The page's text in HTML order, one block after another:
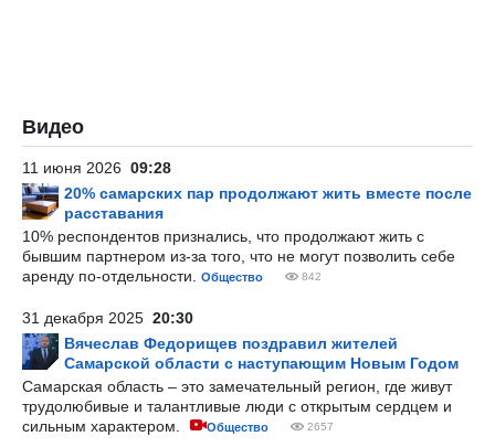
Видео
11 июня 2026 09:28
20% самарских пар продолжают жить вместе после
расставания
10% респондентов признались, что продолжают жить с
бывшим партнером из-за того, что не могут позволить себе
аренду по-отдельности.
Общество 842
31 декабря 2025 20:30
Вячеслав Федорищев поздравил жителей
Самарской области с наступающим Новым Годом
Самарская область – это замечательный регион, где живут
трудолюбивые и талантливые люди с открытым сердцем и
сильным характером.
Общество 2657